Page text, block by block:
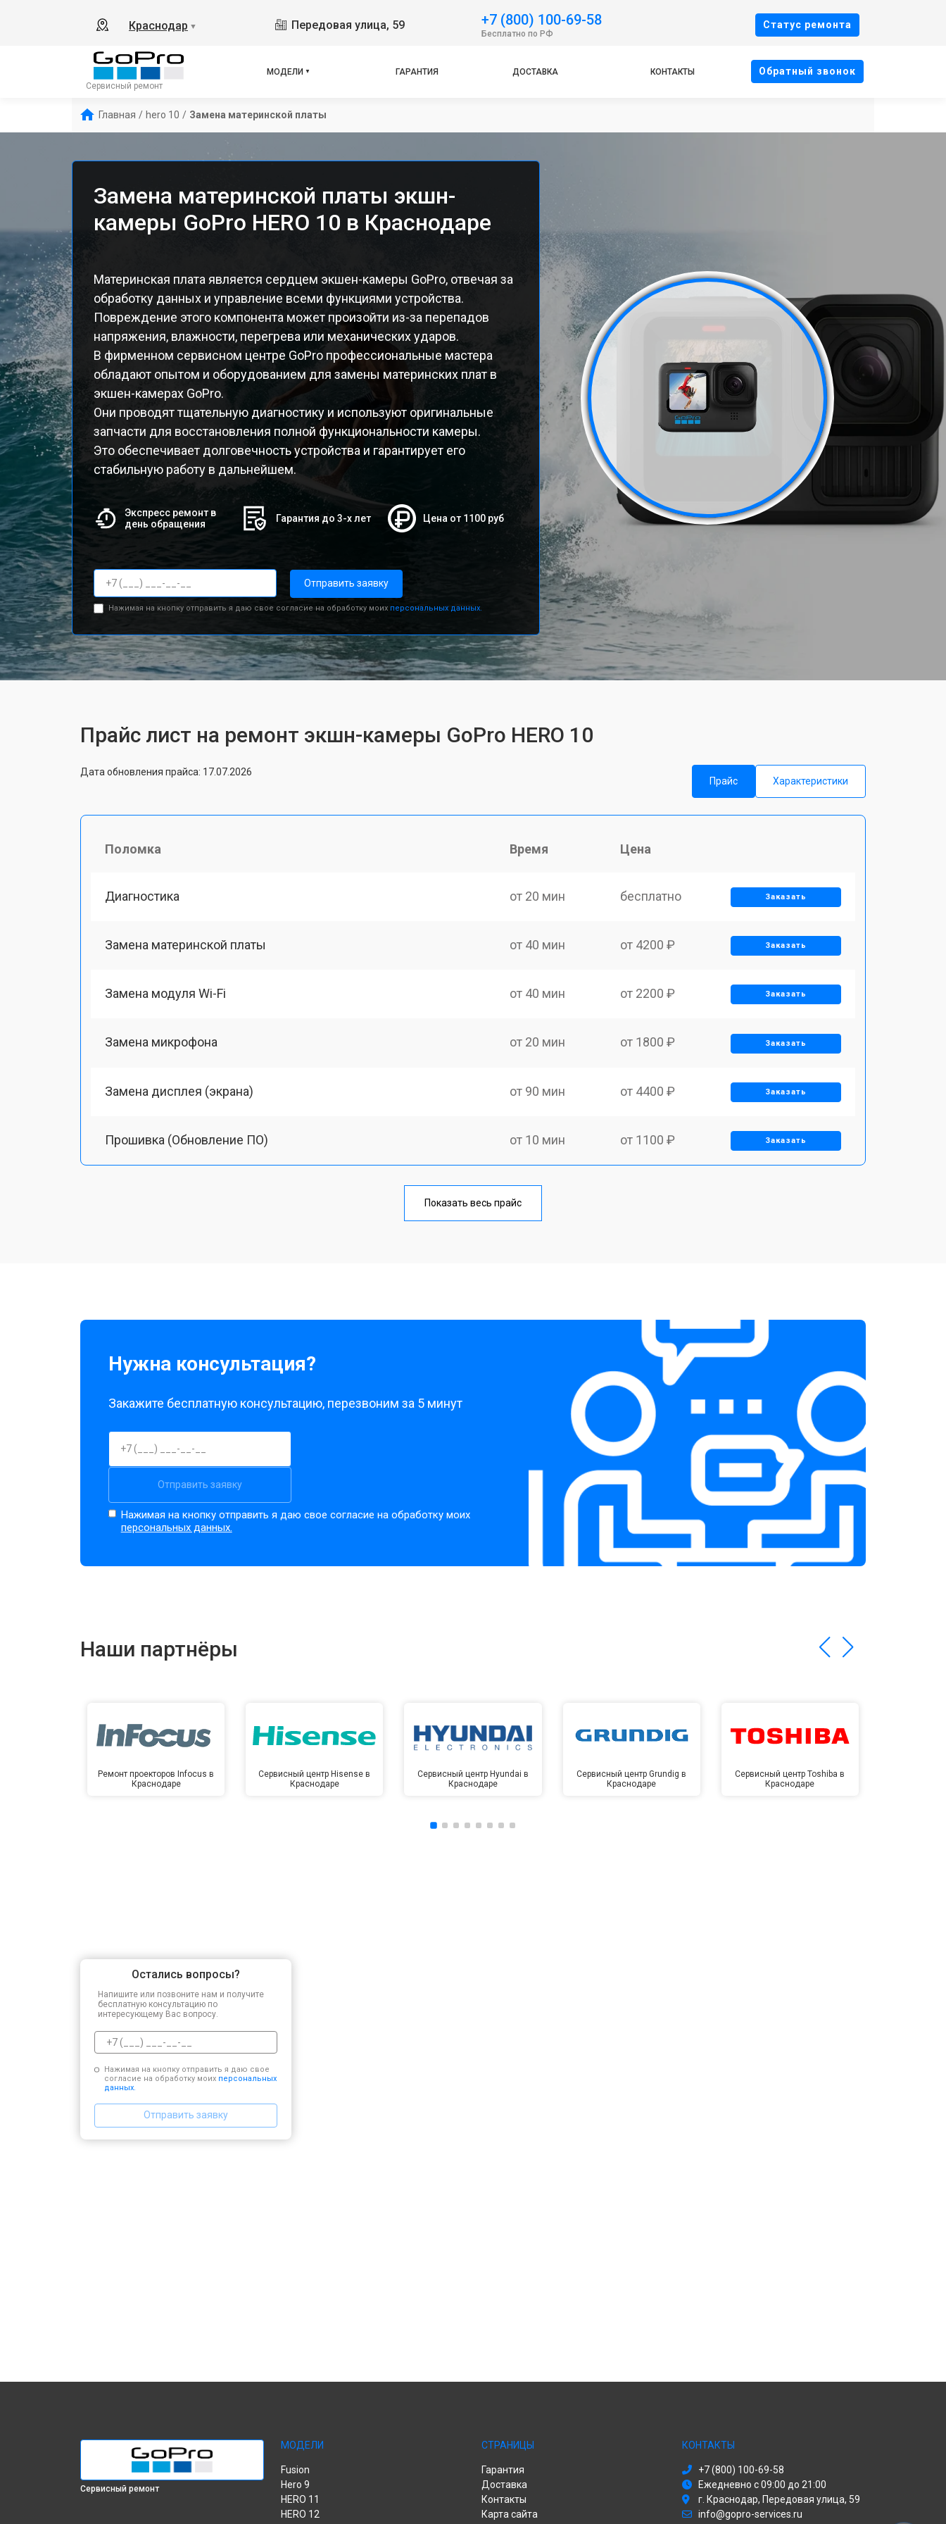
Краснодар ▼ Передовая улица, 59 +7 (800) 100-69-58
Бесплатно по РФ
Cтатус ремонта
Сервисный ремонт
МОДЕЛИ ГАРАНТИЯ ДОСТАВКА КОНТАКТЫ Oбратный звонок
Главная / hero 10 / Замена материнской платы
Замена материнской платы экшн-
камеры GoPro HERO 10 в Краснодаре
Материнская плата является сердцем экшен-камеры GoPro, отвечая за
обработку данных и управление всеми функциями устройства.
Повреждение этого компонента может произойти из-за перепадов
напряжения, влажности, перегрева или механических ударов.
В фирменном сервисном центре GoPro профессиональные мастера
обладают опытом и оборудованием для замены материнских плат в
экшен-камерах GoPro.
Они проводят тщательную диагностику и используют оригинальные
запчасти для восстановления полной функциональности камеры.
Это обеспечивает долговечность устройства и гарантирует его
стабильную работу в дальнейшем.
Экспресс ремонт в
день обращения
Гарантия до 3-х лет Цена от 1100 руб
Отправить заявку
Нажимая на кнопку отправить я даю свое согласие на обработку моих персональных данных.
Прайс лист на ремонт экшн-камеры GoPro HERO 10
Дата обновления прайса: 17.07.2026
Прайс
Характеристики
Поломка Время Цена
Диагностика от 20 мин бесплатно Заказать
Замена материнской платы от 40 мин от 4200 ₽ Заказать
Замена модуля Wi-Fi от 40 мин от 2200 ₽ Заказать
Замена микрофона от 20 мин от 1800 ₽ Заказать
Замена дисплея (экрана) от 90 мин от 4400 ₽ Заказать
Прошивка (Обновление ПО) от 10 мин от 1100 ₽ Заказать
от 30 мин
Показать весь прайс
Нужна консультация?
Закажите бесплатную консультацию, перезвоним за 5 минут
Отправить заявку
Нажимая на кнопку отправить я даю свое согласие на обработку моих
персональных данных.
Наши партнёры
Ремонт проекторов Infocus в
Краснодаре
Сервисный центр Hisense в
Краснодаре
Сервисный центр Hyundai в
Краснодаре
Сервисный центр Grundig в
Краснодаре
Сервисный центр Toshiba в
Краснодаре
Остались вопросы?
Напишите или позвоните нам и получите
бесплатную консультацию по
интересующему Вас вопросу.
Нажимая на кнопку отправить я даю свое
согласие на обработку моих персональных
данных.
Отправить заявку
Сервисный ремонт
МОДЕЛИ
Fusion
Hero 9
HERO 11
HERO 12
СТРАНИЦЫ
Гарантия
Доставка
Контакты
Карта сайта
КОНТАКТЫ
+7 (800) 100-69-58
Ежедневно с 09:00 до 21:00
г. Краснодар, Передовая улица, 59
info@gopro-services.ru